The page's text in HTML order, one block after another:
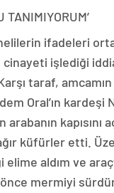
TANIMIYORUM’
ifadeleri
cinayeti işlediği
taraf,
Oral’ın kardeşi
kapısını
küfürler etti.
elime aldım ve
mermiyi